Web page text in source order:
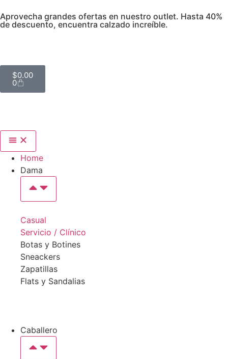
Aprovecha grandes ofertas en nuestro outlet. Hasta 40%
de descuento, encuentra calzado increíble.
$0.00
0
Home
Dama
Casual
Servicio / Clínico
Botas y Botines
Sneackers
Zapatillas
Flats y Sandalias
Caballero